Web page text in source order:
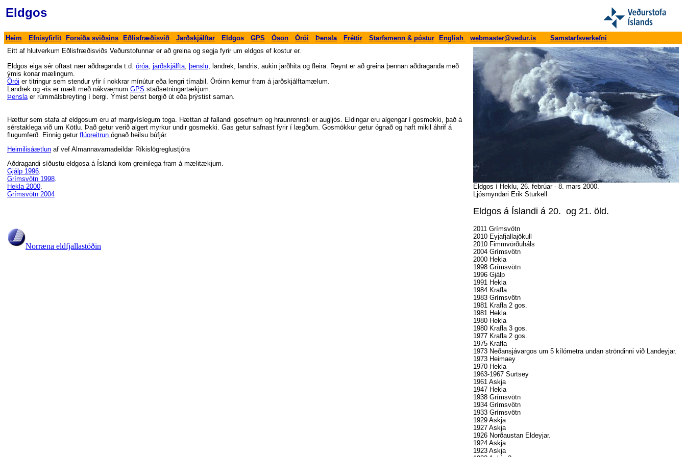
Eldgos
Heim Efnisyfirlit- Forsíða sviðsins Eðlisfræðisvið Jarðskjálftar Eldgos GPS Óson Órói Þensla Fréttir Starfsmenn & póstur English webmaster@vedur.is Samstarfsverkefni
Eitt af hlutverkum Eðlisfræðisviðs Veðurstofunnar er að greina og segja fyrir um eldgos ef kostur er.
Eldgos eiga sér oftast nær aðdraganda t.d. óróa, jarðskjálfta, þenslu, landrek, landris, aukin jarðhita og fleira. Reynt er að greina þennan aðdraganda með
ýmis konar mælingum.
Órói er titringur sem stendur yfir í nokkrar mínútur eða lengri tímabil. Óróinn kemur fram á jarðskjálftamælum.
Landrek og -ris er mælt með nákvæmum GPS staðsetningartækjum.
Þenslaer rúmmálsbreyting í bergi. Ýmist þenst bergið út eða þrýstist saman.
Hættur sem stafa af eldgosum eru af margvíslegum toga. Hættan af fallandi gosefnum og hraunrennsli er augljós. Eldingar eru algengar í gosmekki, það á
sérstaklega við um Kötlu. Það getur verið algert myrkur undir gosmekki. Gas getur safnast fyrir í lægðum. Gosmökkur getur ógnað og haft mikil áhrif á
flugumferð. Einnig getur flúoreitrun ógnað heilsu búfjár.
Heimilisáætlun af vef Almannavarnadeildar Ríkislögreglustjóra
Aðdragandi síðustu eldgosa á Íslandi kom greinilega fram á mælitækjum.
Gjálp 1996.
Grímsvötn 1998.
Hekla 2000.
Grímsvötn 2004
Norræna eldfjallastöðin
Eldgos í Heklu, 26. febrúar - 8. mars 2000.
Ljósmyndari Erik Sturkell
Eldgos á Íslandi á 20. og 21. öld.
2011 Grímsvötn
2010 Eyjafjallajökull
2010 Fimmvörðuháls
2004 Grímsvötn
2000 Hekla
1998 Grímsvötn
1996 Gjálp
1991 Hekla
1984 Krafla
1983 Grímsvötn
1981 Krafla 2 gos.
1981 Hekla
1980 Hekla
1980 Krafla 3 gos.
1977 Krafla 2 gos.
1975 Krafla
1973 Neðansjávargos um 5 kílómetra undan ströndinni við Landeyjar.
1973 Heimaey
1970 Hekla
1963-1967 Surtsey
1961 Askja
1947 Hekla
1938 Grímsvötn
1934 Grímsvötn
1933 Grímsvötn
1929 Askja
1927 Askja
1926 Norðaustan Eldeyjar.
1924 Askja
1923 Askja